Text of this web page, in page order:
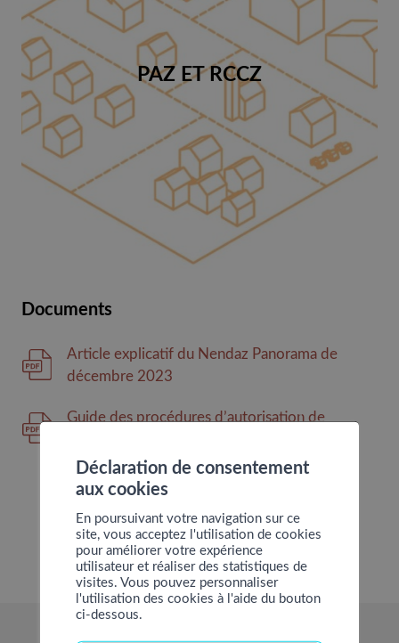
PAZ ET RCCZ
Documents
Article explicatif du Nendaz Panorama de
décembre 2023
Guide des procédures d’autorisation de
ZONES RÉSERVÉES
ATTESTATION DE
ZONEDéclaration de consentement
aux cookies
En poursuivant votre navigation sur ce
site, vous acceptez l'utilisation de cookies
pour améliorer votre expérience
utilisateur et réaliser des statistiques de
visites. Vous pouvez personnaliser
l'utilisation des cookies à l'aide du bouton
ci-dessous.